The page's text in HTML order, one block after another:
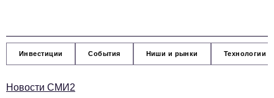
Инвестиции События Ниши и рынки Технологии
Новости СМИ2